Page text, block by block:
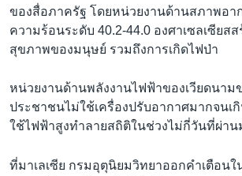
ของสื่อภาครัฐ โดยหน่วยงานด้านสภาพอา
ความร้อนระดับ 40.2-44.0 องศาเซลเซียสส
สุขภาพของมนุษย์ รวมถึงการเกิดไฟป่า
หน่วยงานด้านพลังงานไฟฟ้าของเวียดนา
ประชาชนไม่ใช้เครื่องปรับอากาศมากจนเ
ใช้ไฟฟ้าสูงทำลายสถิติในช่วงไม่กี่วันที่ผ่าน
ที่มาเลเซีย กรมอุตุนิยมวิทยาออกคำเตือนใ